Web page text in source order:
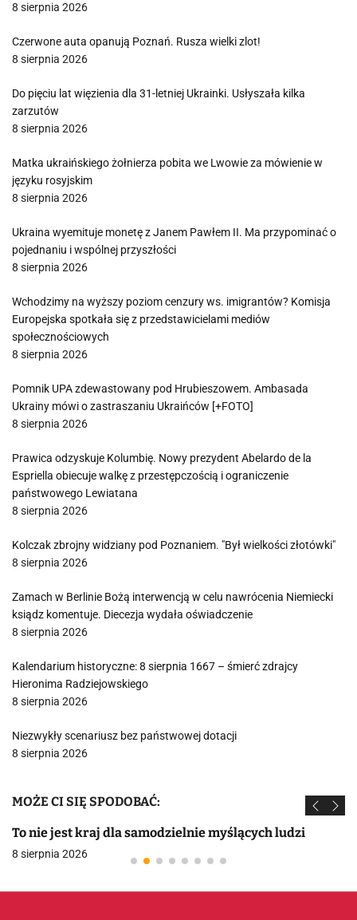
8 sierpnia 2026
Czerwone auta opanują Poznań. Rusza wielki zlot!
8 sierpnia 2026
Do pięciu lat więzienia dla 31-letniej Ukrainki. Usłyszała kilka
zarzutów
8 sierpnia 2026
Matka ukraińskiego żołnierza pobita we Lwowie za mówienie w
języku rosyjskim
8 sierpnia 2026
Ukraina wyemituje monetę z Janem Pawłem II. Ma przypominać o
pojednaniu i wspólnej przyszłości
8 sierpnia 2026
Wchodzimy na wyższy poziom cenzury ws. imigrantów? Komisja
Europejska spotkała się z przedstawicielami mediów
społecznościowych
8 sierpnia 2026
Pomnik UPA zdewastowany pod Hrubieszowem. Ambasada
Ukrainy mówi o zastraszaniu Ukraińców [+FOTO]
8 sierpnia 2026
Prawica odzyskuje Kolumbię. Nowy prezydent Abelardo de la
Espriella obiecuje walkę z przestępczością i ograniczenie
państwowego Lewiatana
8 sierpnia 2026
Kolczak zbrojny widziany pod Poznaniem. "Był wielkości złotówki"
8 sierpnia 2026
Zamach w Berlinie Bożą interwencją w celu nawrócenia Niemiecki
ksiądz komentuje. Diecezja wydała oświadczenie
8 sierpnia 2026
Kalendarium historyczne: 8 sierpnia 1667 – śmierć zdrajcy
Hieronima Radziejowskiego
8 sierpnia 2026
Niezwykły scenariusz bez państwowej dotacji
8 sierpnia 2026
MOŻE CI SIĘ SPODOBAĆ:
To nie jest kraj dla samodzielnie myślących ludzi
8 sierpnia 2026